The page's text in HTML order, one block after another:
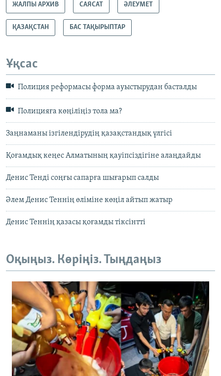
ЖАЛПЫ АРХИВ САЯСАТ ӘЛЕУМЕТ
ҚАЗАҚСТАН БАС ТАҚЫРЫПТАР
Ұқсас
Полиция реформасы форма ауыстырудан басталды
Полицияға көңіліңіз тола ма?
Заңнаманы ізгілендірудің қазақстандық үлгісі
Қоғамдық кеңес Алматының қауіпсіздігіне алаңдайды
Денис Тенді соңғы сапарға шығарып салды
Әлем Денис Теннің өліміне көңіл айтып жатыр
Денис Теннің қазасы қоғамды тіксінтті
Оқыңыз. Көріңіз. Тыңдаңыз